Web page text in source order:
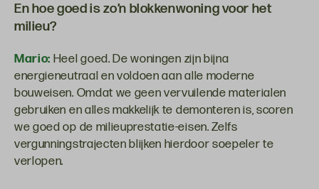
En hoe goed is zo’n blokkenwoning voor het
milieu?
Mario: Heel goed. De woningen zijn bijna
energieneutraal en voldoen aan alle moderne
bouweisen. Omdat we geen vervuilende materialen
gebruiken en alles makkelijk te demonteren is, scoren
we goed op de milieuprestatie-eisen. Zelfs
vergunningstrajecten blijken hierdoor soepeler te
verlopen.